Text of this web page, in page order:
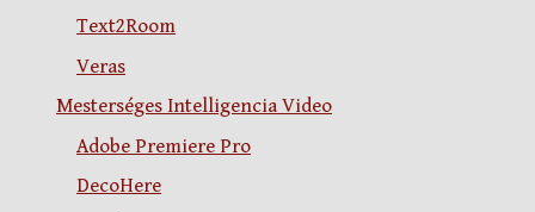
Text2Room
Veras
Mesterséges Intelligencia Video
Adobe Premiere Pro
DecoHere